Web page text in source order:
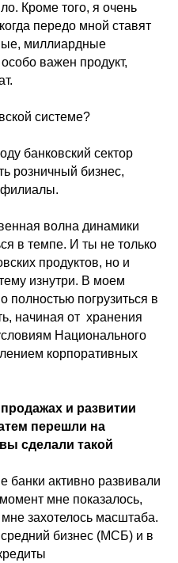
Кроме того, я очень
передо мной ставят
миллиардные
важен продукт,
системе?
банковский сектор
розничный бизнес,
филиалы.
волна динамики
в темпе. И ты не только
продуктов, но и
изнутри. В моем
полностью погрузиться в
начиная от хранения
Национального
корпоративных
и развитии
перешли на
сделали такой
банки активно развивали
мне показалось,
захотелось масштаба.
бизнес (МСБ) и в